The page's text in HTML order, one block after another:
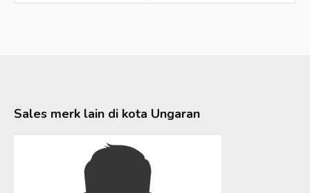
Sales merk lain di kota Ungaran